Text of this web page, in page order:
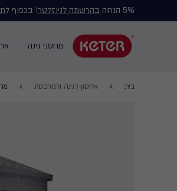
5% הנחה בהרשמה לניוזלטר! בכפוף ל
navigation
מחסני גינה
Main
בית אחסון לגינה ולמרפסת